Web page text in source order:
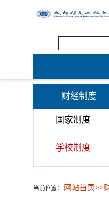
财经制度
国家制度
学校制度
当前位置： 网站首页>>